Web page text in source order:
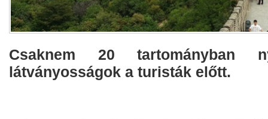
Csaknem 20 tartományban
látványosságok a turisták előtt.